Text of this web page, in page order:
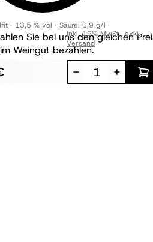
Sie bei uns den gleichen
Weingut bezahlen.
13,5 % vol Säure: 6,9 g/l
Inkl. 19% MwSt.,exkl.
Versand
- +